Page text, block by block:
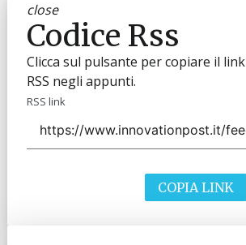
close
Codice Rss
Clicca sul pulsante per copiare il link
RSS negli appunti.
RSS link
COPIA LINK